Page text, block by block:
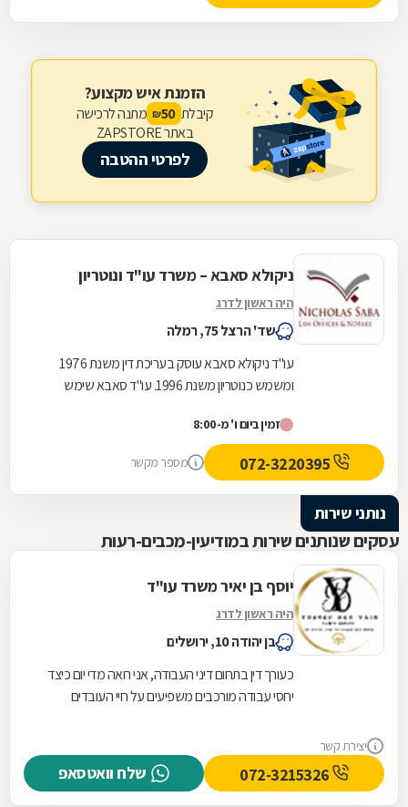
הזמנת איש מקצוע?
קיבלת 50
₪ מתנה לרכישה
באתר ZAPSTORE
לפרטי ההטבה
ניקולא סאבא – משרד עו"ד ונוטריון
היה ראשון לדרג
שד' הרצל 75, רמלה
עו"ד ניקולא סאבא עוסק בעריכת דין משנת 1976
ומשמש כנוטריון משנת 1996. עו"ד סאבא שימש
במשך 4...
זמין ביום ו' מ-8:00
מספר מקשר
נותני שירות
עסקים שנותנים שירות במודיעין-מכבים-רעות
יצירת קשר
יוסף בן יאיר משרד עו"ד
היה ראשון לדרג
בן יהודה 10, ירושלים
כעורך דין בתחום דיני העבודה, אני רואה מדי יום כיצד
יחסי עבודה מורכבים משפיעים על חיי העובדים
שלח וואטסאפ